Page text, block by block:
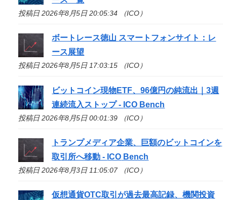
投稿日 2026年8月5日 20:05:34 （ICO）
ボートレース徳山 スマートフォンサイト：レ
ース展望
投稿日 2026年8月5日 17:03:15 （ICO）
ビットコイン現物ETF、96億円の純流出｜3週
連続流入ストップ - ICO Bench
投稿日 2026年8月5日 00:01:39 （ICO）
トランプメディア企業、巨額のビットコインを
取引所へ移動 - ICO Bench
投稿日 2026年8月3日 11:05:07 （ICO）
仮想通貨OTC取引が過去最高記録、機関投資